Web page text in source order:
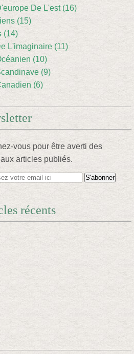
De L'est (16)
(15)
(14)
L'imaginaire (11)
(10)
(9)
(6)
vous pour être averti des
articles publiés.
récents